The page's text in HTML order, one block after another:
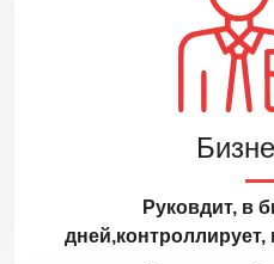
Руковдит, в
дней,контроллирует,